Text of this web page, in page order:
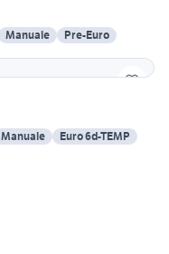
Manuale
Pre-Euro
Manuale Euro 6d-TEMP